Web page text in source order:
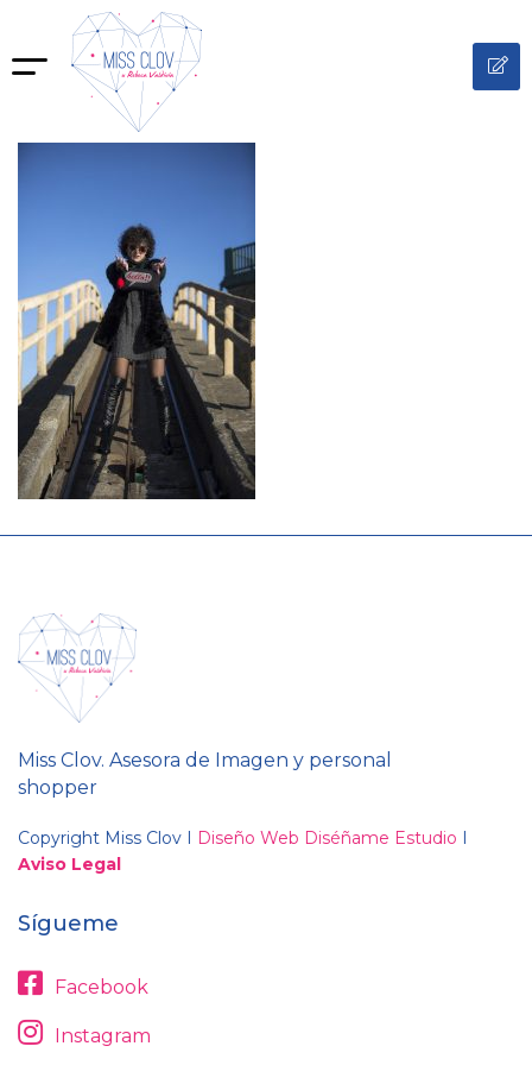
Miss Clov. Asesora de Imagen y personal
shopper
Copyright Miss Clov I Diseño Web Diséñame Estudio I
Aviso Legal
Sígueme
Facebook
Instagram